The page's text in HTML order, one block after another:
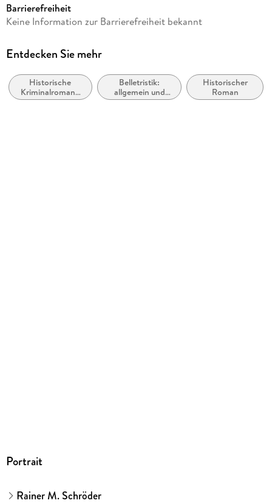
Dateigröße
Autor/Autorin
Verlag/Hersteller
hockebooks
Barrierefreiheit
Keine Information zur Barrierefreiheit bekannt
Entdecken Sie mehr
Historische
Kriminalromane
und Mystery
Belletristik:
allgemein und
literarisch, nicht
Historischer
Roman
Portrait
Rainer M. Schröder